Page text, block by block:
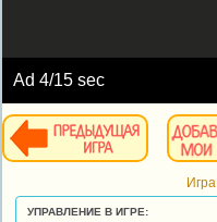
Ad5/15 sec
УПРАВЛЕНИЕ В ИГРЕ: